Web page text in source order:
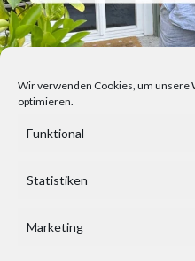
Wir verwenden Cookies, um unsere
optimieren.
Funktional
Statistiken
Marketing